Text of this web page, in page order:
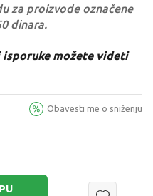
za proizvode označene
dinara.
možete videti
Obavesti me o sniženju